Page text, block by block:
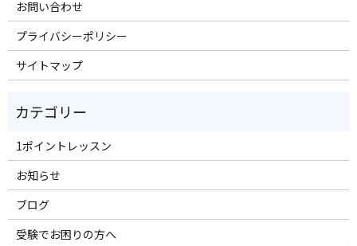
お問い合わせ
プライバシーポリシー
サイトマップ
1ポイントレッスン
お知らせ
ブログ
受験でお困りの方へ